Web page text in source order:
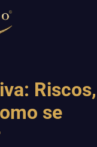
Riscos,
se